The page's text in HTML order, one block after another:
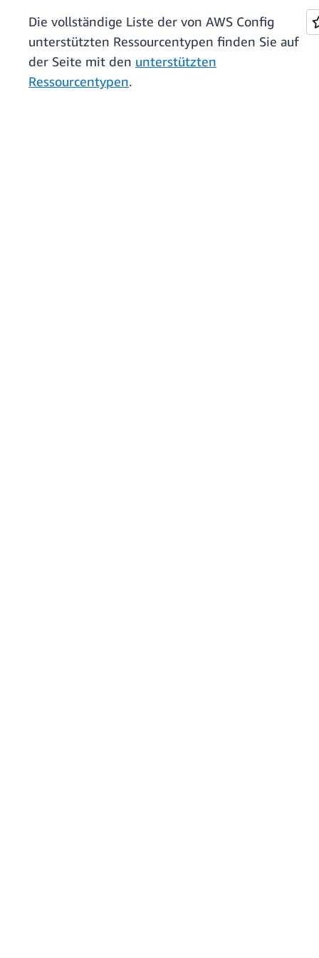
Die vollständige Liste der von AWS Config
unterstützten Ressourcentypen finden Sie auf
der Seite mit den unterstützten
Ressourcentypen.